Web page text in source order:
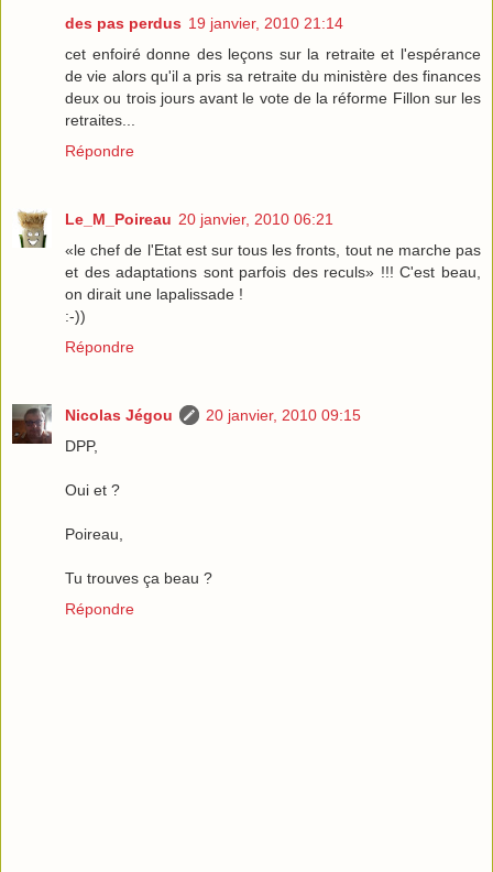
des pas perdus 19 janvier, 2010 21:14
cet enfoiré donne des leçons sur la retraite et l'espérance
de vie alors qu'il a pris sa retraite du ministère des finances
deux ou trois jours avant le vote de la réforme Fillon sur les
retraites...
Répondre
Le_M_Poireau 20 janvier, 2010 06:21
«le chef de l'Etat est sur tous les fronts, tout ne marche pas
et des adaptations sont parfois des reculs» !!! C'est beau,
on dirait une lapalissade !
:-))
Répondre
Nicolas Jégou
20 janvier, 2010 09:15
DPP,
Oui et ?
Poireau,
Tu trouves ça beau ?
Répondre